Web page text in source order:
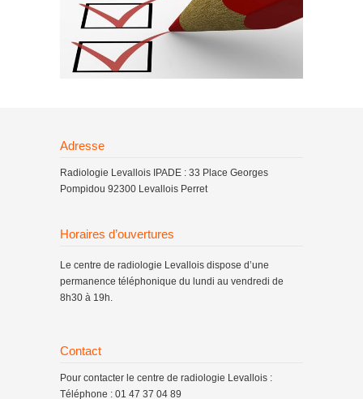
Adresse
Radiologie Levallois IPADE : 33 Place Georges
Pompidou 92300 Levallois Perret
Horaires d’ouvertures
Le centre de radiologie Levallois dispose d’une
permanence téléphonique du lundi au vendredi de
8h30 à 19h.
Contact
Pour contacter le centre de radiologie Levallois :
Téléphone : 01 47 37 04 89